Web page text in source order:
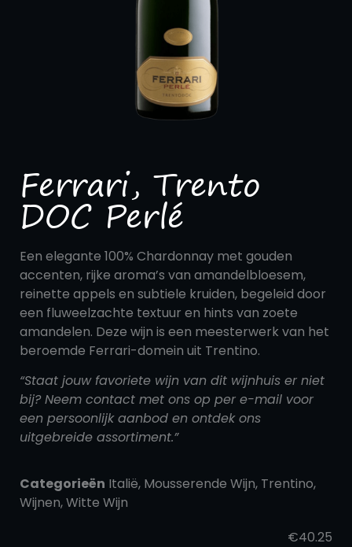
Ferrari, Trento
DOC Perlé
Een elegante 100% Chardonnay met gouden
accenten, rijke aroma’s van amandelbloesem,
reinette appels en subtiele kruiden, begeleid door
een fluweelzachte textuur en hints van zoete
amandelen. Deze wijn is een meesterwerk van het
beroemde Ferrari-domein uit Trentino.
“Staat jouw favoriete wijn van dit wijnhuis er niet
bij? Neem contact met ons op per e-mail voor
een persoonlijk aanbod en ontdek ons
uitgebreide assortiment.”
Categorieën Italië, Mousserende Wijn, Trentino,
Wijnen,Witte Wijn
€40.25